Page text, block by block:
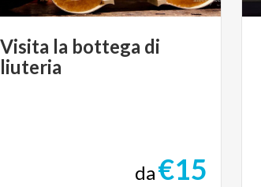
Visita la bottega di
liuteria
da€15